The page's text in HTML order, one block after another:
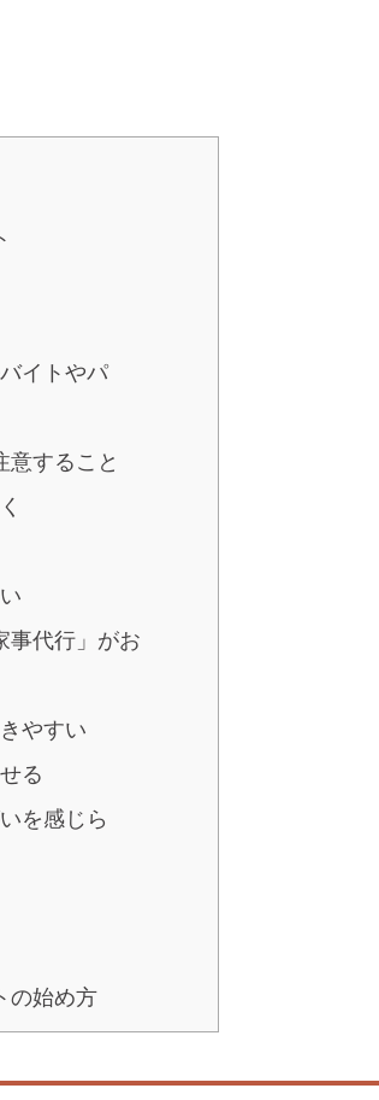
イトやパ
意すること
事代行」がお
やすい
る
を感じら
の始め方